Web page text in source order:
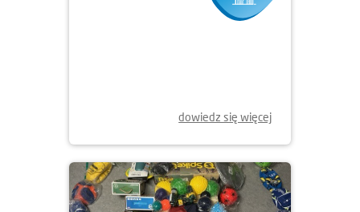
dowiedz się więcej